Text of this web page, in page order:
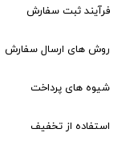
فرآیند ثبت سفارش
روش های ارسال سفارش
شیوه های پرداخت
استفاده از تخفیف